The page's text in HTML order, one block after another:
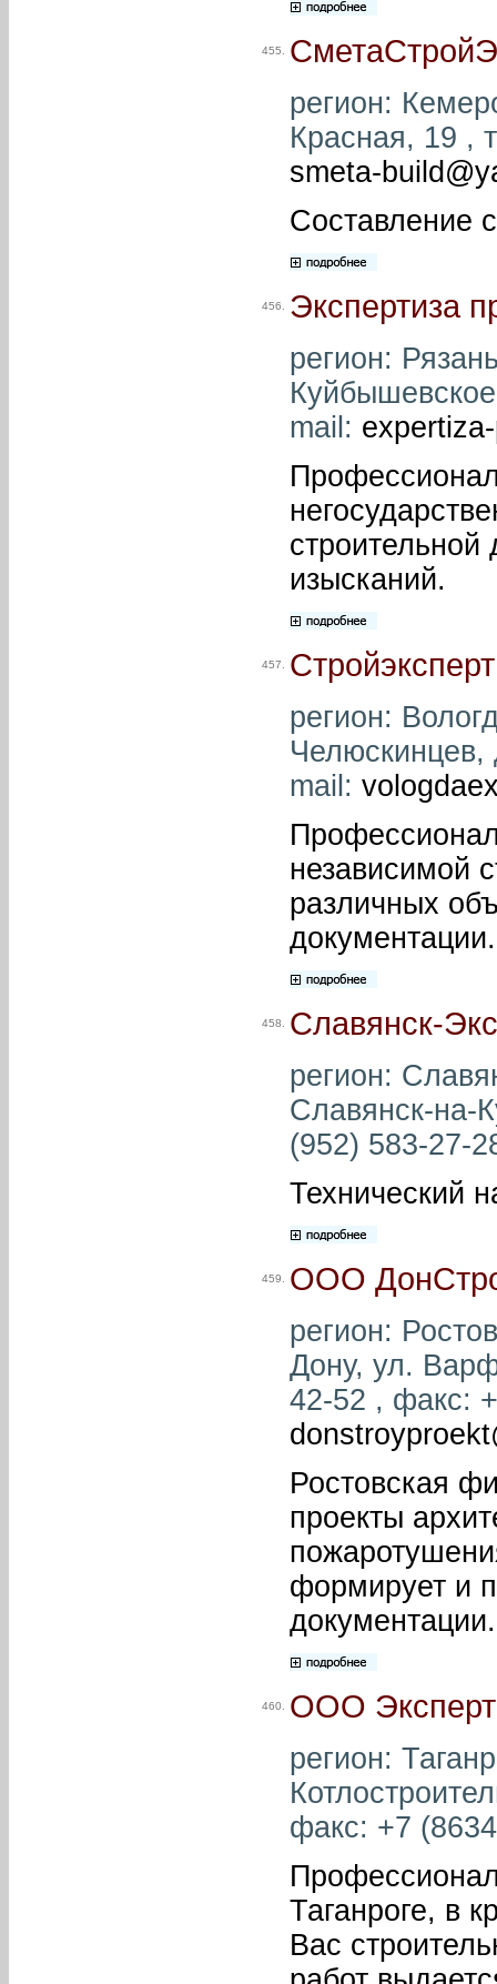
455.
регион:
Красная, 19 ,
smeta-
Составление
456. Экспертиза
регион:
mail:
строительной
изысканий.
457.
регион:
mail:
независимой
различных
документации.
458. Славянск-
регион:
Славянск-на-
(952) 583-27-
Технический
459. ООО
регион:
Дону, ул.
42-52 , факс:
Ростовская
проекты
формирует и
документации.
460. ООО
регион:
факс: +7
Таганроге, в
Вас